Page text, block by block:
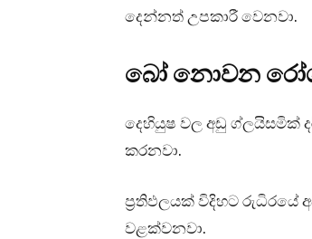
දෙන්නත් උපකාරී වෙනවා.
බෝ නොවන
දෙහියුෂ වල අඩු ග්ලයිසමික්
කරනවා.
ප්‍රතිඵලයක් විදිහට රුධිරයේ
වළක්වනවා.